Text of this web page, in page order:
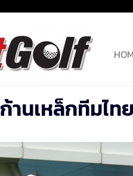
ก้านเหล็กทีมไท